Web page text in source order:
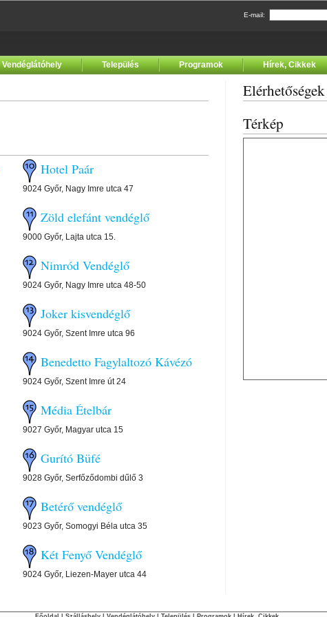
E-mail:
Vendéglátóhely Település Programok Hírek, Cikkek
Hotel Paár
9024 Győr, Nagy Imre utca 47
Zöld elefánt vendéglő
9000 Győr, Lajta utca 15.
Nimród Vendéglő
9024 Győr, Nagy Imre utca 48-50
Joker kisvendéglő
9024 Győr, Szent Imre utca 96
Benedetto Fagylaltozó Kávézó
9024 Győr, Szent Imre út 24
Média Ételbár
9027 Győr, Magyar utca 15
Gurító Büfé
9028 Győr, Serfőződombi dűlő 3
Betérő vendéglő
9023 Győr, Somogyi Béla utca 35
Két Fenyő Vendéglő
9024 Győr, Liezen-Mayer utca 44
Elérhetőségek
Térkép